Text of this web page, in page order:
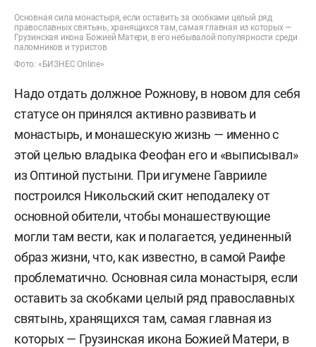
Основная сила монастыря, если оставить за скобками целый ряд
православных святынь, хранящихся там, самая главная из которых —
Грузинская икона Божией Матери, в его небывалой популярности среди
паломников и туристов
Фото: «БИЗНЕС Online»
Надо отдать должное Рожнову, в новом для себя
статусе он принялся активно развивать и
монастырь, и монашескую жизнь — именно с
этой целью владыка Феофан его и «выписывал»
из Оптиной пустыни. При игумене Гаврииле
построился Никольский скит неподалеку от
основной обители, чтобы монашествующие
могли там вести, как и полагается, уединенный
образ жизни, что, как известно, в самой Раифе
проблематично. Основная сила монастыря, если
оставить за скобками целый ряд православных
святынь, хранящихся там, самая главная из
которых — Грузинская икона Божией Матери, в